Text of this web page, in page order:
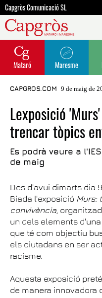
Capgròs Comunicació SL
Mataró Maresme
CAPGROS.COM 9 de maig de
Lexposició
trencar tòpics
Es podrà veure a
de maig
Des d'avui dimarts dia
Biada l'exposició Murs:
convivència,
un dels elements
que té com objectiu
els ciutadans en ser
racisme.
Aquesta exposició
de manera innovadora